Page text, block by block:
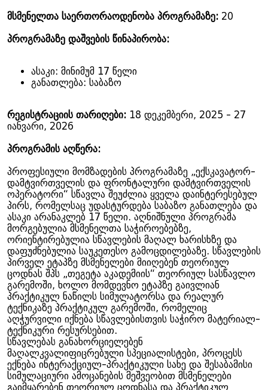
მსმენელთა საერთორაოდენობა პროგრამაზე: 20
პროგრამაზე დაშვების წინაპირობა:
ასაკი: მინიმუმ 17 წელი
განათლება: საბაზო
რეგისტრაციის თარიღები: 18 დეკემბერი, 2025 - 27
იანვარი, 2026
პროგრამის აღწერა:
პროფესიული მომზადების პროგრამაზე „ექსკავატორ-
დამტვირთველის და ფრონტალური დამტვირთველის
ოპერატორი“ სწავლა შეუძლია ყველა დაინტერესებულ
პირს, რომელსაც უდასტურდება საბაზო განათლება და
ასაკი არანაკლებ 17 წელი. აღნიშნული პროგრამა
მორგებულია მსმენელთა საჭიროებებზე,
ორიენტირებულია სწავლების მაღალ ხარისხზე და
დაფუძნებულია საუკეთესო გამოცდილებაზე. სწავლების
პირველ ეტაპზე მსმენელები მიიღებენ თეორიულ
ცოდნას შპს „თეგეტა აკადემიის“ თეორიულ სასწავლო
გარემოში, ხოლო მომდევნო ეტაპზე გაივლიან
პრაქტიკულ ნაწილს სიმულატორსა და რეალურ
ტექნიკაზე პრაქტიკულ გარემოში, რომელიც
აღჭურვილი იქნება სწავლებისთვის საჭირო მატერიალ-
ტექნიკური რესურსებით.
სწავლებას განახორციელებენ
მაღალკვალიფიცრებული სპეციალისტები, პროცესს
ექნება ინტერაქციულ-პრაქტიკული სახე და შესაბამისი
სიმულაციური ამოცანების მეშვეობით მსმენელები
გაიმყარებენ თეორიულ ცოდნასა და პრაქტიკულ